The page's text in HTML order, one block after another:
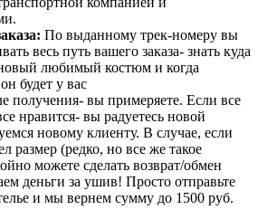
По выданному трек-номеру вы
весь путь вашего заказа- знать куда
любимый костюм и когда
будет у вас
получения- вы примеряете. Если все
нравится- вы радуетесь новой
новому клиенту. В случае, если
размер (редко, но все же такое
можете сделать возврат/обмен
деньги за ушив! Просто отправьте
и мы вернем сумму до 1500 руб.